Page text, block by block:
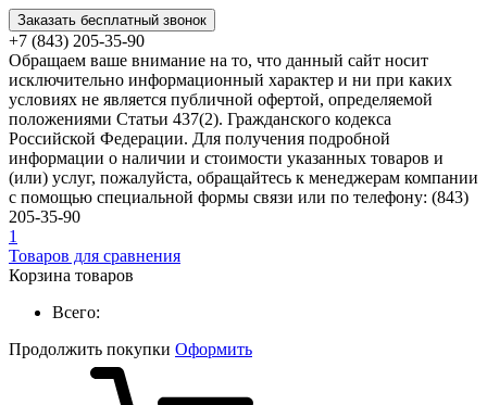
Заказать бесплатный звонок
+7 (843) 205-35-90
Обращаем ваше внимание на то, что данный сайт носит
исключительно информационный характер и ни при каких
условиях не является публичной офертой, определяемой
положениями Статьи 437(2). Гражданского кодекса
Российской Федерации. Для получения подробной
информации о наличии и стоимости указанных товаров и
(или) услуг, пожалуйста, обращайтесь к менеджерам компании
с помощью специальной формы связи или по телефону: (843)
205-35-90
1
Товаров для сравнения
Корзина товаров
Всего:
Продолжить покупки Оформить